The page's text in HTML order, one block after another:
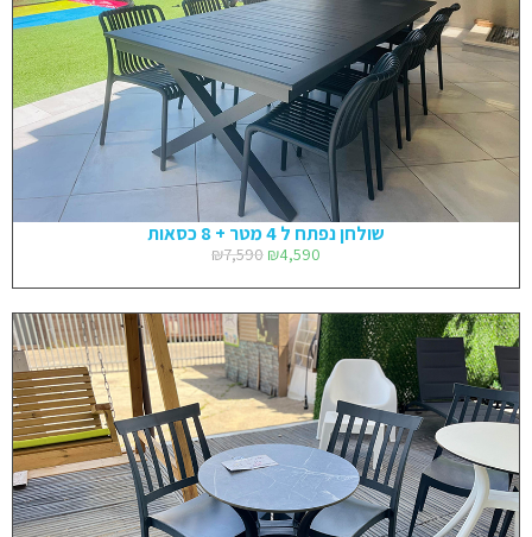
שולחן נפתח ל 4 מטר + 8 כסאות
₪7,590 ₪4,590